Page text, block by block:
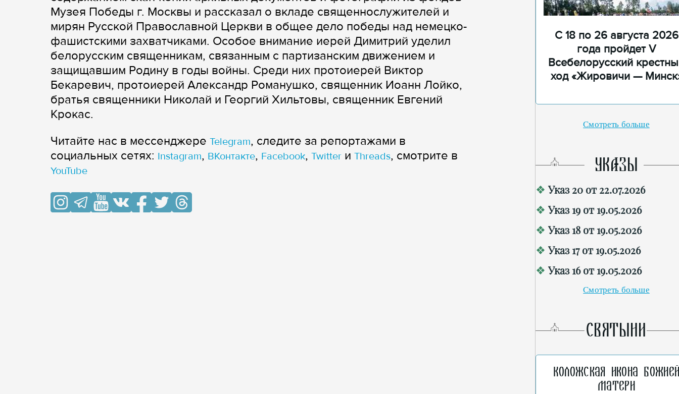
Музея Победы г. Москвы и рассказал о вкладе священнослужителей и
мирян Русской Православной Церкви в общее дело победы над немецко-
фашистскими захватчиками. Особое внимание иерей Димитрий уделил
белорусским священникам, связанным с партизанским движением и
защищавшим Родину в годы войны. Среди них протоиерей Виктор
Бекаревич, протоиерей Александр Романушко, священник Иоанн Лойко,
братья священники Николай и Георгий Хильтовы, священник Евгений
Крокас.
Читайте нас в мессенджере Telegram, следите за репортажами в
cоциальных сетях: Instagram, ВКонтакте, Facebook, Twitter и Threads, смотрите в
YouTube
С 18 по 26 августа 2026
года пройдет V
Всебелорусский
ход «Жировичи —
Смотреть больше
УКАЗЫ
Указ 20 от 22.07.2026
Указ 19 от 19.05.2026
Указ 18 от 19.05.2026
Указ 17 от 19.05.2026
Указ 16 от 19.05.2026
Смотреть больше
СВЯТЫНИ
Коложская икона
Матери